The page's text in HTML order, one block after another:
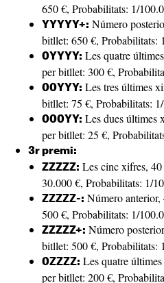
650 €, Probabilitats: 1/
YYYYY+: Número
bitllet: 650 €, Probabilitats:
0YYYY: Les quatre
per bitllet: 300 €,
00YYY: Les tres últimes
bitllet: 75 €, Probabilitats:
000YY: Les dues últimes
per bitllet: 25 €,
3r premi:
ZZZZZ: Les cinc xifres,
30.000 €, Probabilitats: 1/
ZZZZZ-: Número
500 €, Probabilitats: 1/
ZZZZZ+: Número
bitllet: 500 €, Probabilitats:
0ZZZZ: Les quatre
per bitllet: 200 €,